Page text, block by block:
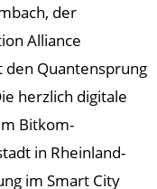
der
Alliance
den Quantensprung
herzlich digitale
Bitkom-
in Rheinland-
im Smart City